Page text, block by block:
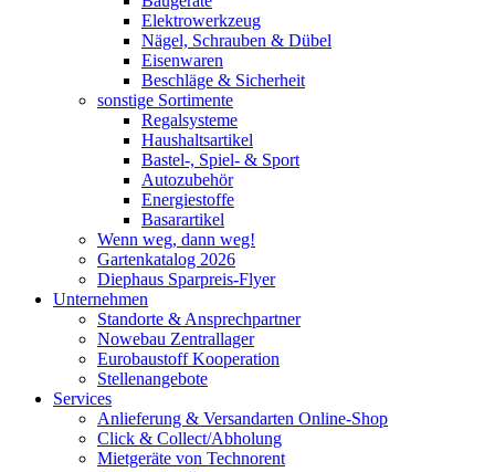
Elektrowerkzeug
Nägel, Schrauben & Dübel
Eisenwaren
Beschläge & Sicherheit
sonstige Sortimente
Regalsysteme
Haushaltsartikel
Bastel-, Spiel- & Sport
Autozubehör
Energiestoffe
Basarartikel
Wenn weg, dann weg!
Gartenkatalog 2026
Diephaus Sparpreis-Flyer
Unternehmen
Standorte & Ansprechpartner
Nowebau Zentrallager
Eurobaustoff Kooperation
Stellenangebote
Services
Anlieferung & Versandarten Online-Shop
Click & Collect/Abholung
Mietgeräte von Technorent